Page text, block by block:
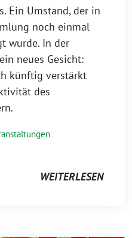
Ein Umstand, der in
noch einmal
wurde. In der
neues Gesicht:
künftig verstärkt
des
WEITERLESEN